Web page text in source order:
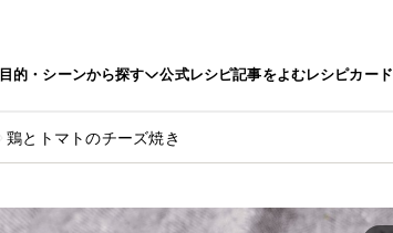
目的・シーンから探す 公式レシピ記事をよむレシピカード
鶏とトマトのチーズ焼き